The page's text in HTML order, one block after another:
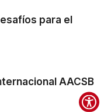
para el
AACSB